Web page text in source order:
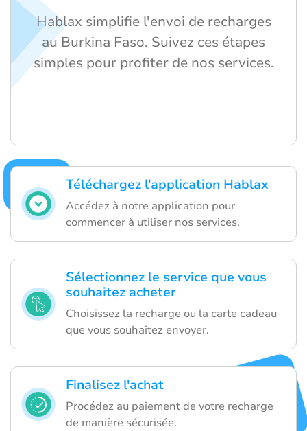
Téléchargez l'application Hablax
Accédez à notre application pour
commencer à utiliser nos services.
Sélectionnez le service que vous
souhaitez acheter
Choisissez la recharge ou la carte cadeau
que vous souhaitez envoyer.
Finalisez l'achat
Procédez au paiement de votre recharge
de manière sécurisée.
Hablax simplifie l'envoi de recharges
au Burkina Faso. Suivez ces étapes
simples pour profiter de nos services.